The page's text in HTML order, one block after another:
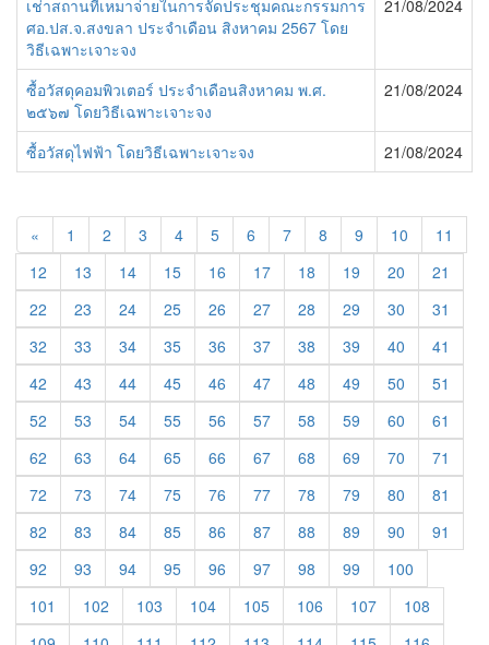
เช่าสถานที่เหมาจ่ายในการจัดประชุมคณะกรรมการ
ศอ.ปส.จ.สงขลา ประจำเดือน สิงหาคม 2567 โดย
วิธีเฉพาะเจาะจง
21/08/2024
ซื้อวัสดุคอมพิวเตอร์ ประจำเดือนสิงหาคม พ.ศ.
๒๕๖๗ โดยวิธีเฉพาะเจาะจง
21/08/2024
ซื้อวัสดุไฟฟ้า โดยวิธีเฉพาะเจาะจง 21/08/2024
« 1 2 3 4 5 6 7 8 9 10
11
12
13 14 15 16 17 18 19 20
21
22
23 24 25 26 27 28 29 30
31
32
33 34 35 36 37 38 39 40
41
42
43 44 45 46 47 48 49 50
51
52
53 54 55 56 57 58 59 60
61
62
63 64 65 66 67 68 69 70
71
72
73 74 75 76 77 78 79 80
81
82
83 84 85 86 87 88 89 90
91
92
93 94 95 96 97 98 99
100
101
102 103 104 105 106 107
108